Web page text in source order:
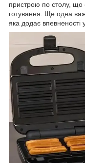
пристрою по столу, що
готування. Ще одна
яка додає впевненості